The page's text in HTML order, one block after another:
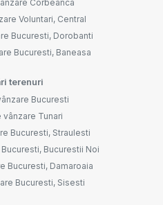
Corbeanca
Voluntari, Central
Bucuresti, Dorobanti
Bucuresti, Baneasa
terenuri
Bucuresti
vânzare Tunari
Bucuresti, Straulesti
Bucurestii Noi
Bucuresti, Damaroaia
Bucuresti, Sisesti